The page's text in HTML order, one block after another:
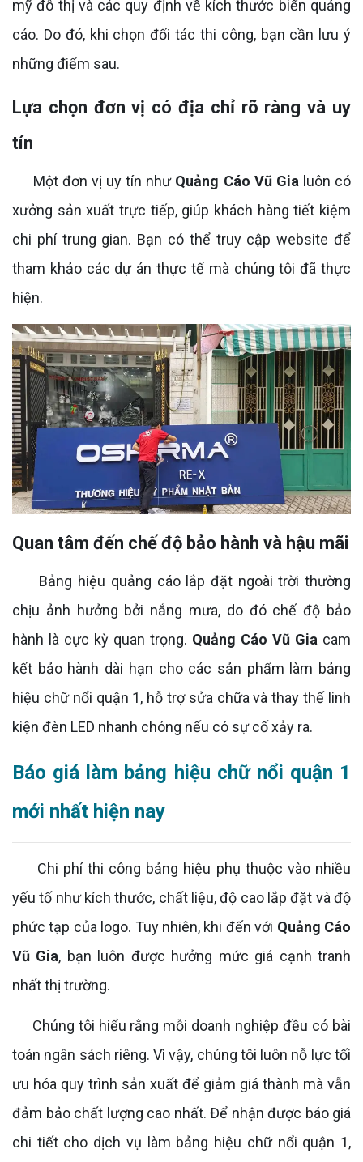
mỹ đô thị và các quy định về kích thước biển quảng
cáo. Do đó, khi chọn đối tác thi công, bạn cần lưu ý
những điểm sau.
Lựa chọn đơn vị có địa chỉ rõ ràng và uy
tín
Một đơn vị uy tín như Quảng Cáo Vũ Gia luôn có
xưởng sản xuất trực tiếp, giúp khách hàng tiết kiệm
chi phí trung gian. Bạn có thể truy cập website để
tham khảo các dự án thực tế mà chúng tôi đã thực
hiện.
Quan tâm đến chế độ bảo hành và hậu mãi
Bảng hiệu quảng cáo lắp đặt ngoài trời thường
chịu ảnh hưởng bởi nắng mưa, do đó chế độ bảo
hành là cực kỳ quan trọng. Quảng Cáo Vũ Gia cam
kết bảo hành dài hạn cho các sản phẩm làm bảng
hiệu chữ nổi quận 1, hỗ trợ sửa chữa và thay thế linh
kiện đèn LED nhanh chóng nếu có sự cố xảy ra.
Báo giá làm bảng hiệu chữ nổi quận 1
mới nhất hiện nay
Chi phí thi công bảng hiệu phụ thuộc vào nhiều
yếu tố như kích thước, chất liệu, độ cao lắp đặt và độ
phức tạp của logo. Tuy nhiên, khi đến với Quảng Cáo
Vũ Gia, bạn luôn được hưởng mức giá cạnh tranh
nhất thị trường.
Chúng tôi hiểu rằng mỗi doanh nghiệp đều có bài
toán ngân sách riêng. Vì vậy, chúng tôi luôn nỗ lực tối
ưu hóa quy trình sản xuất để giảm giá thành mà vẫn
đảm bảo chất lượng cao nhất. Để nhận được báo giá
chi tiết cho dịch vụ làm bảng hiệu chữ nổi quận 1,